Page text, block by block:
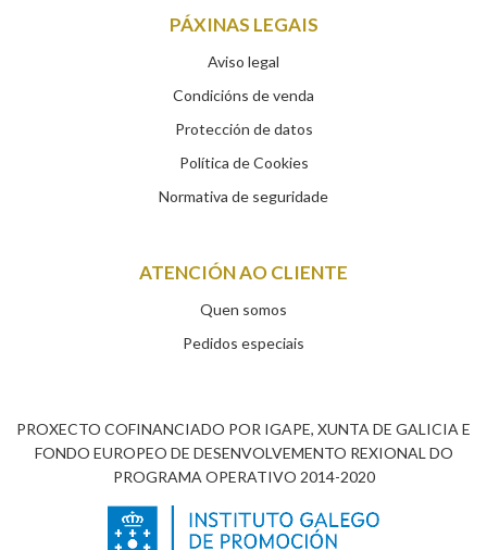
PÁXINAS LEGAIS
Aviso legal
Condicións de venda
Protección de datos
Política de Cookies
Normativa de seguridade
ATENCIÓN AO CLIENTE
Quen somos
Pedidos especiais
PROXECTO COFINANCIADO POR IGAPE, XUNTA DE GALICIA E
FONDO EUROPEO DE DESENVOLVEMENTO REXIONAL DO
PROGRAMA OPERATIVO 2014-2020